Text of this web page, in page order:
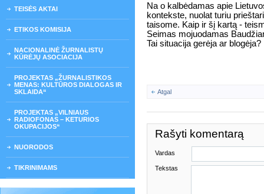
TEISĖS AKTAI
ETIKOS KOMISIJA
NACIONALINĖ ŽURNALISTŲ
KŪRĖJŲ ASOCIACIJA
PROJEKTAS „ŽURNALISTIKOS
MENAS: KULTŪROS DIALOGAS IR
SKLAIDA“
PROJEKTAS „VILNIAUS
RADIOFONAS – KETURIOS
OKUPACIJOS“
NUORODOS
TIKRINIMAMS
Na o kalbėdamas apie
kontekste, nuolat turiu
taisome. Kaip ir šį kartą -
Seimas mojuodamas
Tai situacija gerėja ar blogėja?
Atgal
Rašyti komentarą
Vardas
Tekstas